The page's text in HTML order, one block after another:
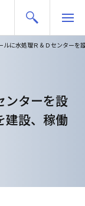
ルに水処理Ｒ＆Ｄセンターを
ンターを設
建設、稼働